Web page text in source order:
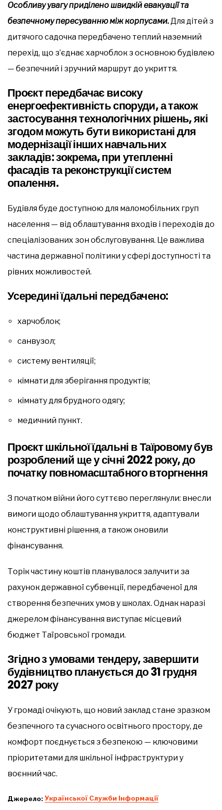
Особливу увагу приділено швидкій евакуації та
безпечному пересуванню між корпусами.Для дітей з
дитячого садочка передбачено теплий наземний
перехід, що з’єднає харчоблок з основною будівлею
— безпечний і зручний маршрут до укриття.
Проєкт передбачає високу
енергоефективність споруди, а також
застосування технологічних рішень, які
згодом можуть бути використані для
модернізації інших навчальних
закладів: зокрема, при утепленні
фасадів та реконструкції систем
опалення.
Будівля буде доступною для маломобільних груп
населення — від облаштування входів і переходів до
спеціалізованих зон обслуговування. Це важлива
частина державної політики у сфері доступності та
рівних можливостей.
Усередині їдальні передбачено:
харчоблок;
санвузол;
систему вентиляції;
кімнати для зберігання продуктів;
кімнату для брудного одягу;
медичний пункт.
Проєкт шкільної їдальні в Таїровому був
розроблений ще у січні 2022 року, до
початку повномасштабного вторгнення
З початком війни його суттєво переглянули: внесли
вимоги щодо облаштування укриття, адаптували
конструктивні рішення, а також оновили
фінансування.
Торік частину коштів планувалося залучити за
рахунок державної субвенції, передбаченої для
створення безпечних умов у школах. Однак наразі
джерелом фінансування виступає місцевий
бюджет Таїровської громади.
Згідно з умовами тендеру, завершити
будівництво планується до 31 грудня
2027 року
У громаді очікують, що новий заклад стане зразком
безпечного та сучасного освітнього простору, де
комфорт поєднується з безпекою — ключовими
пріоритетами для шкільної інфраструктури у
воєнний час.
Джерело: Української Служби Інформації